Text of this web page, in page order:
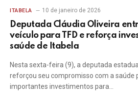
ITABELA 10 de janeiro de 2026
Deputada Cláudia Oliveira
veículo para TFD e reforça
saúde de Itabela
Nesta sexta-feira (9), a deputada
reforçou seu compromisso com a saúde
importantes investimentos para…